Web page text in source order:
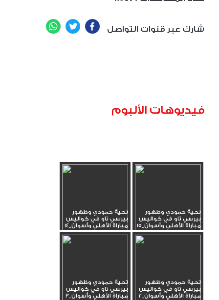
شارك عبر قنوات التواصل Facebook
Twitter
فيديوهات الألبوم
تحية حمودي وظهور
بيرسي تاو في كواليس
مباراة الأهلي وأسوان_15
تحية حمودي وظهور
بيرسي تاو في كواليس
مباراة الأهلي وأسوان_14
تحية حمودي وظهور
بيرسي تاو في كواليس
مباراة الأهلي وأسوان_2
تحية حمودي وظهور
بيرسي تاو في كواليس
مباراة الأهلي وأسوان_3